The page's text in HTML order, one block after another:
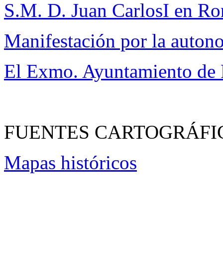
S.M. D. Juan CarlosI en
Manifestación por la
El Exmo. Ayuntamiento de
FUENTES
Mapas históricos